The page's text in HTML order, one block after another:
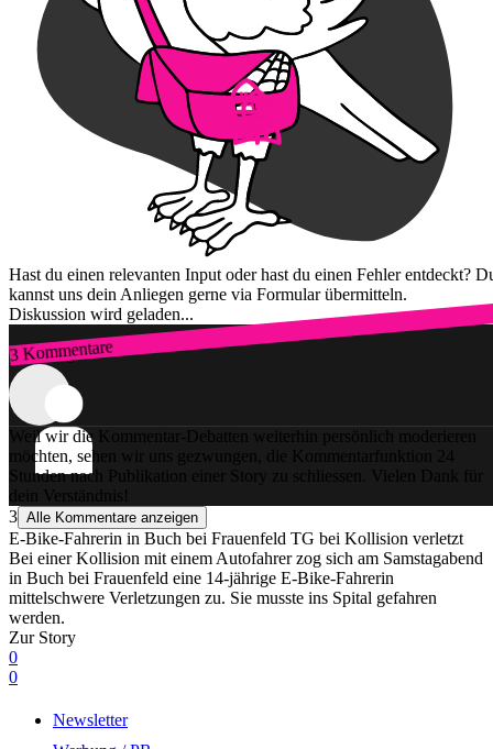
Hast du einen relevanten Input oder hast du einen Fehler entdeckt?
kannst uns dein Anliegen gerne via Formular übermitteln.
Diskussion wird geladen...
3 Kommentare
Zum Login
Weil wir die Kommentar-Debatten weiterhin persönlich moderieren
möchten, sehen wir uns gezwungen, die Kommentarfunktion 24
Stunden nach Publikation einer Story zu schliessen. Vielen Dank für
dein Verständnis!
3 Alle Kommentare anzeigen
E-Bike-Fahrerin in Buch bei Frauenfeld TG bei Kollision verletzt
Bei einer Kollision mit einem Autofahrer zog sich am Samstagabend
in Buch bei Frauenfeld eine 14-jährige E-Bike-Fahrerin
mittelschwere Verletzungen zu. Sie musste ins Spital gefahren
werden.
Zur Story
0
0
Newsletter